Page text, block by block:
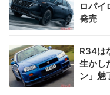
ロパイ
発売
R34は
生かし
ン」魅